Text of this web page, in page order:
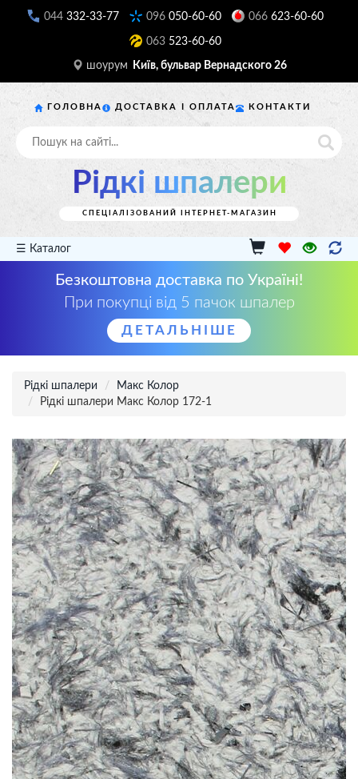
044 332-33-77 096 050-60-60 066 623-60-60
063 523-60-60
шоурум Київ, бульвар Вернадского 26
ГОЛОВНА ДОСТАВКА І ОПЛАТА КОНТАКТИ
Рідкі шпалери
СПЕЦІАЛІЗОВАНИЙ ІНТЕРНЕТ-МАГАЗИН
☰ Каталог
Безкоштовна доставка по Україні!
При покупці від 5 пачок шпалер
ДЕТАЛЬНІШЕ
Рідкі шпалери
Макс Колор
Рідкі шпалери Макс Колор 172-1